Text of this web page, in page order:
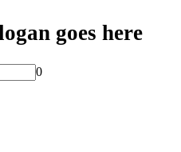
goes here
0